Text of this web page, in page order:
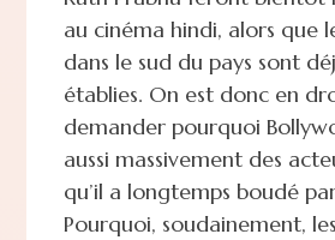
au cinéma hindi, alors que
dans le sud du pays sont
établies. On est donc en
demander pourquoi
aussi massivement des
qu’il a longtemps boudé
Pourquoi, soudainement,